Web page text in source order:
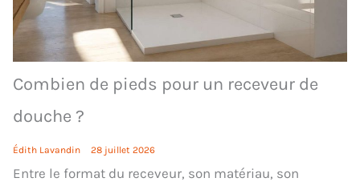
Combien de pieds pour un receveur de
douche ?
Édith Lavandin 28 juillet 2026
Entre le format du receveur, son matériau, son